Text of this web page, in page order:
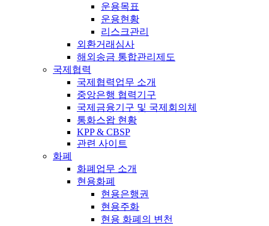
운용목표
운용현황
리스크관리
외환거래심사
해외송금 통합관리제도
국제협력
국제협력업무 소개
중앙은행 협력기구
국제금융기구 및 국제회의체
통화스왑 현황
KPP & CBSP
관련 사이트
화폐
화폐업무 소개
현용화폐
현용은행권
현용주화
현용 화폐의 변천